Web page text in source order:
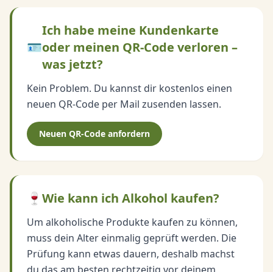
🪪
Ich habe meine Kundenkarte
oder meinen QR-Code verloren –
was jetzt?
Kein Problem. Du kannst dir kostenlos einen
neuen QR-Code per Mail zusenden lassen.
Neuen QR-Code anfordern
🍷 Wie kann ich Alkohol kaufen?
Um alkoholische Produkte kaufen zu können,
muss dein Alter einmalig geprüft werden. Die
Prüfung kann etwas dauern, deshalb machst